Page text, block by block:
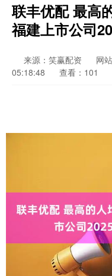
联丰优配 最高
福建上市公司
来源：笑赢配资 网
05:18:48
查看：101